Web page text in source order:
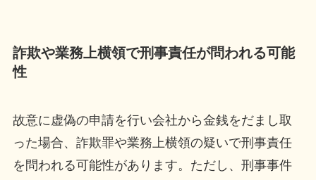
詐欺や業務上横領で刑事責任が問われる可能
性
故意に虚偽の申請を行い会社から金銭をだまし取
った場合、詐欺罪や業務上横領の疑いで刑事責任
を問われる可能性があります。ただし、刑事事件